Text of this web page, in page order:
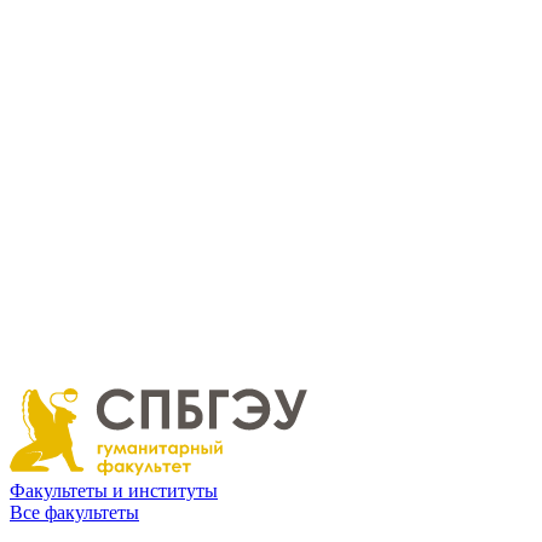
Факультеты и институты
Все факультеты